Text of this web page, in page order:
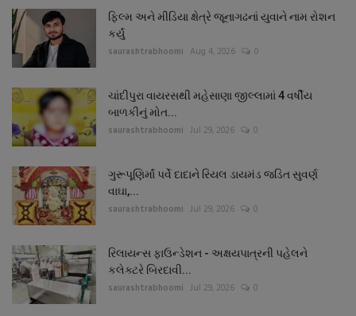
ફિલ્મ અને મીડિયા ક્ષેત્રે જૂનાગઢનાં યુવાને નામ રોશન
કર્યું
saurashtrabhoomi Aug 4, 2026 0
ચાંદીપુરા વાયરસથી મહેસાણા જીલ્લામાં 4 વર્ષીય
બાળકીનું મોત...
saurashtrabhoomi Jul 29, 2026 0
ગુરૂપૂણિર્માં પર્વે દાદાને રિયલ ડાયમંડ જડિત સુવર્ણ
વાઘા,...
saurashtrabhoomi Jul 29, 2026 0
રિલાયન્સ ફાઉન્ડેશન - અક્ષયપાત્રની પહેલને
કલેક્ટરે બિરદાવી...
saurashtrabhoomi Jul 29, 2026 0